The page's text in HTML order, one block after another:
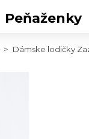
Peňaženky
> Dámske lodičky